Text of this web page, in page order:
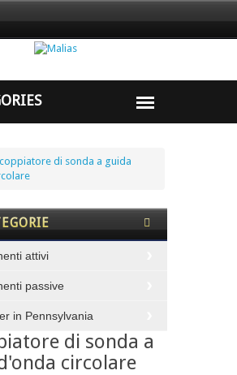
di sonda a guida
attivi
passive
in Pennsylvania
di sonda a
circolare